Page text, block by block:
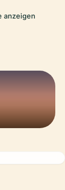
anzeigen